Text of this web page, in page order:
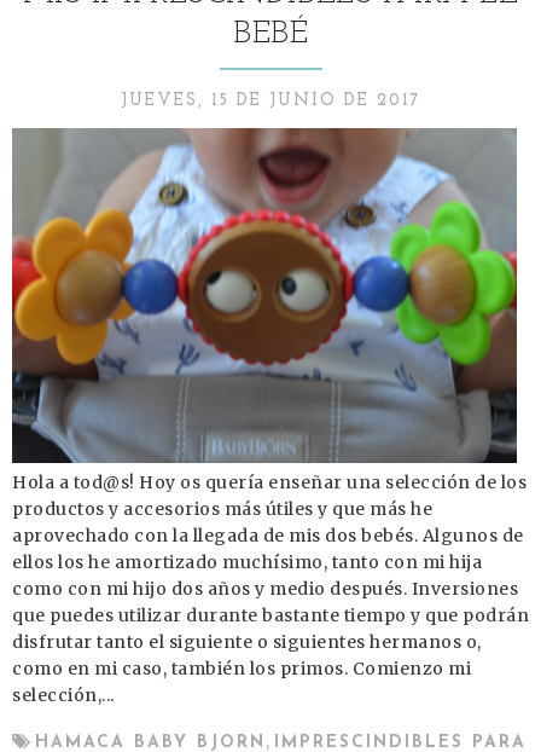
BEBÉ
JUEVES, 15 DE JUNIO DE 2017
Hola a tod@s! Hoy os quería enseñar una selección de los
productos y accesorios más útiles y que más he
aprovechado con la llegada de mis dos bebés. Algunos de
ellos los he amortizado muchísimo, tanto con mi hija
como con mi hijo dos años y medio después. Inversiones
que puedes utilizar durante bastante tiempo y que podrán
disfrutar tanto el siguiente o siguientes hermanos o,
como en mi caso, también los primos. Comienzo mi
selección,...
HAMACA BABY BJORN ,
IMPRESCINDIBLES PARA